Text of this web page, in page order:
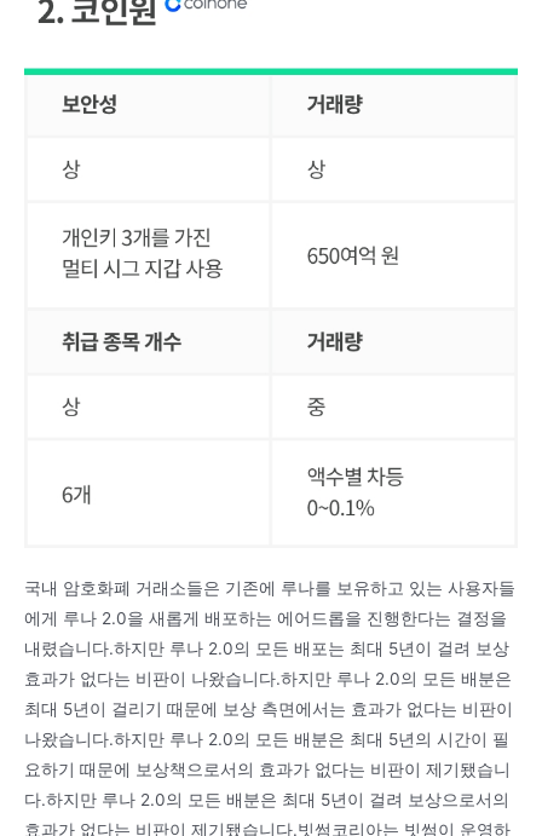
국내 암호화폐 거래소들은 기존에 루나를 보유하고 있는 사용자들
에게 루나 2.0을 새롭게 배포하는 에어드롭을 진행한다는 결정을
내렸습니다.하지만 루나 2.0의 모든 배포는 최대 5년이 걸려 보상
효과가 없다는 비판이 나왔습니다.하지만 루나 2.0의 모든 배분은
최대 5년이 걸리기 때문에 보상 측면에서는 효과가 없다는 비판이
나왔습니다.하지만 루나 2.0의 모든 배분은 최대 5년의 시간이 필
요하기 때문에 보상책으로서의 효과가 없다는 비판이 제기됐습니
다.하지만 루나 2.0의 모든 배분은 최대 5년이 걸려 보상으로서의
효과가 없다는 비판이 제기됐습니다.빗썸코리아는 빗썸이 운영하